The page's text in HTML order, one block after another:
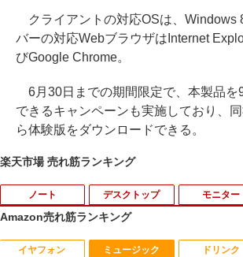
クライアントの対応OSは、Windows
バーの対応WebブラウザはInternet
びGoogle Chrome。
6月30日までの期間限定で、本製品を
できるキャンペーンも実施しており、
ら体験版をダウンロードできる。
楽天市場 売れ筋ランキング
ノート デスクトップ モニター
Amazon売れ筋ランキング
イヤフォン ミュージック ドリンク